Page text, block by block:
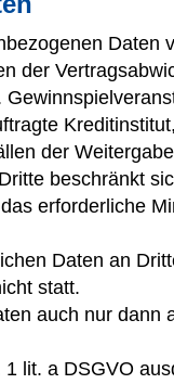
Daten
der
der
beschränkt
erforderliche
Daten an
statt.
auch nur dann
lit. a DSGVO